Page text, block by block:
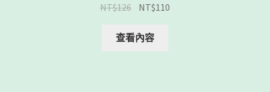
NT$126 NT$110
查看內容